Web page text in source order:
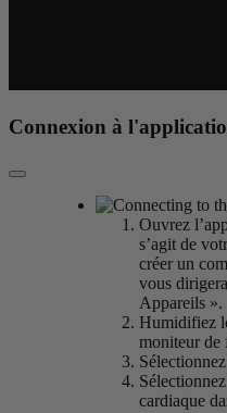
Connexion à
Ouvrez
s’agit de
créer un
vous
Appareils ».
Humidifiez
moniteur de
cardiaque